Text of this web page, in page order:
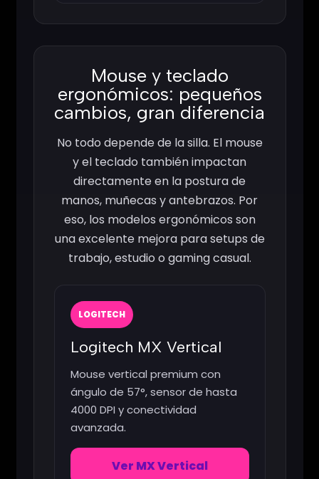
Mouse y teclado
ergonómicos: pequeños
cambios, gran diferencia
No todo depende de la silla. El mouse
y el teclado también impactan
directamente en la postura de
manos, muñecas y antebrazos. Por
eso, los modelos ergonómicos son
una excelente mejora para setups de
trabajo, estudio o gaming casual.
LOGITECH
Logitech MX Vertical
Mouse vertical premium con
ángulo de 57°, sensor de hasta
4000 DPI y conectividad
avanzada.
Ver MX Vertical